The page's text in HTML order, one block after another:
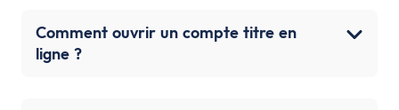
Comment ouvrir un compte titre en
ligne ?